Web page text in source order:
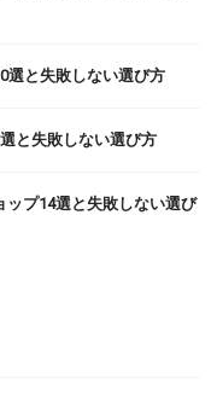
選と失敗しない選び方
と失敗しない選び方
ップ14選と失敗しない選び